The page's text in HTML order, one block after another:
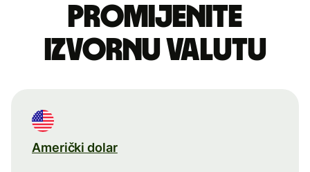
Promijenite
izvornu valutu
Američki dolar